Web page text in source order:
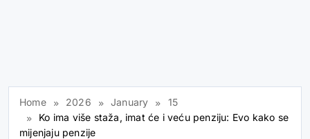
Home 2026 January
15
Ko ima više staža, imat će i veću penziju: Evo kako se
mijenjaju penzije